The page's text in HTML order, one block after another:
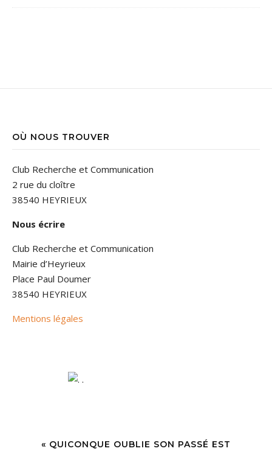
OÙ NOUS TROUVER
Club Recherche et Communication
2 rue du cloître
38540 HEYRIEUX
Nous écrire
Club Recherche et Communication
Mairie d’Heyrieux
Place Paul Doumer
38540 HEYRIEUX
Mentions légales
« QUICONQUE OUBLIE SON PASSÉ EST